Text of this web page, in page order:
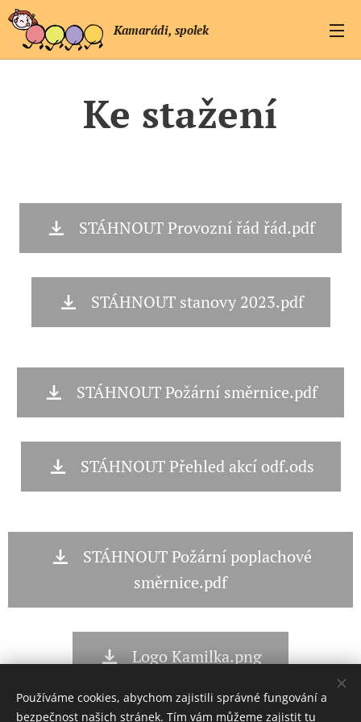
Kamarádi, spolek
Ke stažení
STÁHNOUT Provozní řád řád.pdf
STÁHNOUT stanovy 2023.pdf
STÁHNOUT Požární směrnice.pdf
STÁHNOUT Přehled akcí odf.ods
STÁHNOUT Požární poplachové
směrnice.pdf
Logo Kamilka.png
Používáme cookies, abychom zajistili správné fungování a
bezpečnost našich stránek. Tím vám můžeme zajistit tu